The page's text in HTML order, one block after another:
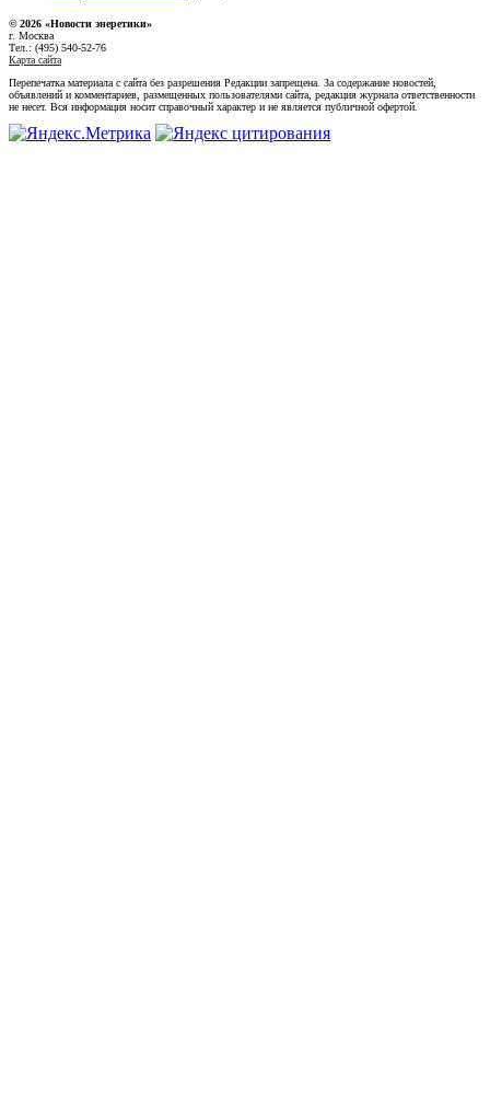
© 2026 «Новости энеретики»
г. Москва
Тел.: (495) 540-52-76
Карта сайта
Перепечатка материала с сайта без разрешения Редакции запрещена. За содержание новостей,
объявлений и комментариев, размещенных пользователями сайта, редакция журнала ответственности
не несет. Вся информация носит справочный характер и не является публичной офертой.